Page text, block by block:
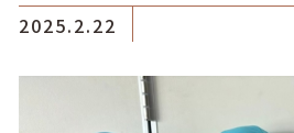
2025.2.22